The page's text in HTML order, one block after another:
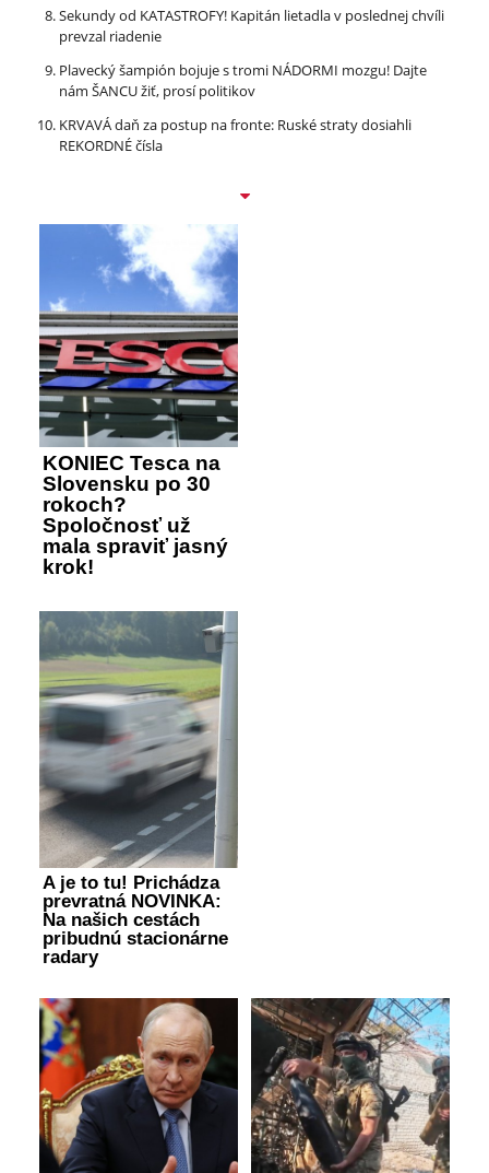
Sekundy od KATASTROFY! Kapitán lietadla v poslednej chvíli
prevzal riadenie
Plavecký šampión bojuje s tromi NÁDORMI mozgu! Dajte
nám ŠANCU žiť, prosí politikov
KRVAVÁ daň za postup na fronte: Ruské straty dosiahli
REKORDNÉ čísla
KONIEC Tesca na
Slovensku po 30
rokoch?
Spoločnosť už
mala spraviť jasný
krok!
A je to tu! Prichádza
prevratná NOVINKA:
Na našich cestách
pribudnú stacionárne
radary